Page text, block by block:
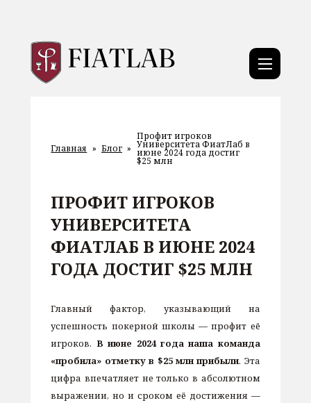
Главная » Блог »
Профит игроков
Университета ФиатЛаб в
июне 2024 года достиг
$25 млн
ПРОФИТ ИГРОКОВ
УНИВЕРСИТЕТА
ФИАТЛАБ В ИЮНЕ 2024
ГОДА ДОСТИГ $25 МЛН
Главный фактор, указывающий на
успешность покерной школы — профит её
игроков. В июне 2024 года наша команда
«пробила» отметку в $25 млн прибыли. Эта
цифра впечатляет не только в абсолютном
выражении, но и сроком её достижения —